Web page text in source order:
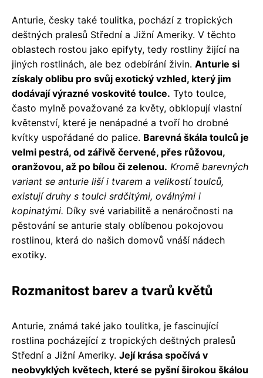
Anturie, česky také toulitka, pochází z tropických
deštných pralesů Střední a Jižní Ameriky. V těchto
oblastech rostou jako epifyty, tedy rostliny žijící na
jiných rostlinách, ale bez odebírání živin. Anturie si
získaly oblibu pro svůj exotický vzhled, který jim
dodávají výrazné voskovité toulce. Tyto toulce,
často mylně považované za květy, obklopují vlastní
květenství, které je nenápadné a tvoří ho drobné
kvítky uspořádané do palice. Barevná škála toulců je
velmi pestrá, od zářivě červené, přes růžovou,
oranžovou, až po bílou či zelenou. Kromě barevných
variant se anturie liší i tvarem a velikostí toulců,
existují druhy s toulci srdčitými, oválnými i
kopinatými. Díky své variabilitě a nenáročnosti na
pěstování se anturie staly oblíbenou pokojovou
rostlinou, která do našich domovů vnáší nádech
exotiky.
Rozmanitost barev a tvarů květů
Anturie, známá také jako toulitka, je fascinující
rostlina pocházející z tropických deštných pralesů
Střední a Jižní Ameriky. Její krása spočívá v
neobvyklých květech, které se pyšní širokou škálou